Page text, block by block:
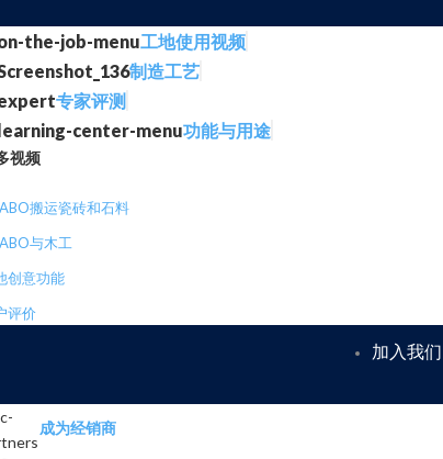
工地使用视频
制造工艺
专家评测
功能与用途
视频
搬运瓷砖和石料
与木工
创意功能
评价
加入我们
成为经销商